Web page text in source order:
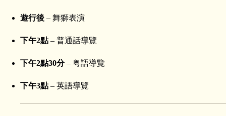
遊行後 – 舞獅表演
下午2點– 普通話導覽
下午2點30分– 粤語導覽
下午3點– 英語導覽